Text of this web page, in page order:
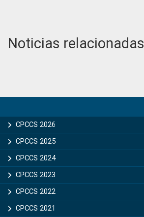
Noticias relacionadas
Sidebar
CPCCS 2026
CPCCS 2025
CPCCS 2024
CPCCS 2023
CPCCS 2022
CPCCS 2021